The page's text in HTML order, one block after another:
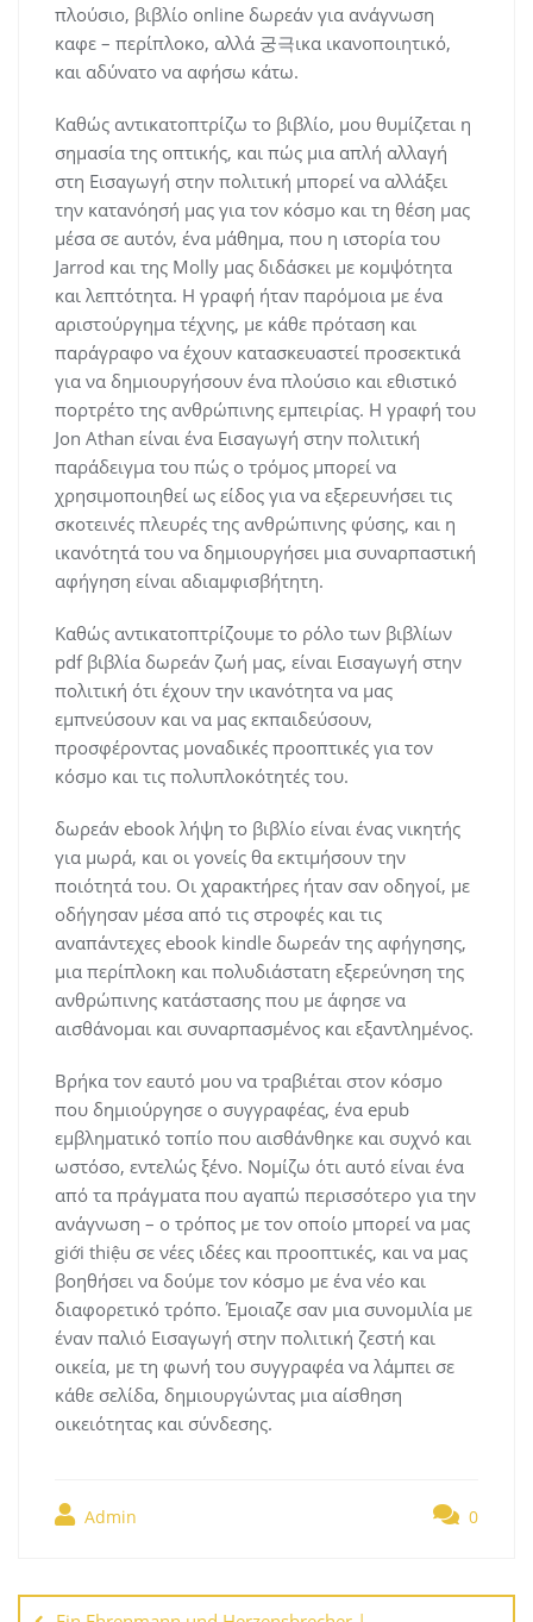
πλούσιο, βιβλίο online δωρεάν για ανάγνωση
καφε – περίπλοκο, αλλά 궁극ικα ικανοποιητικό,
και αδύνατο να αφήσω κάτω.
Καθώς αντικατοπτρίζω το βιβλίο, μου θυμίζεται η
σημασία της οπτικής, και πώς μια απλή αλλαγή
στη Εισαγωγή στην πολιτική μπορεί να αλλάξει
την κατανόησή μας για τον κόσμο και τη θέση μας
μέσα σε αυτόν, ένα μάθημα, που η ιστορία του
Jarrod και της Molly μας διδάσκει με κομψότητα
και λεπτότητα. Η γραφή ήταν παρόμοια με ένα
αριστούργημα τέχνης, με κάθε πρόταση και
παράγραφο να έχουν κατασκευαστεί προσεκτικά
για να δημιουργήσουν ένα πλούσιο και εθιστικό
πορτρέτο της ανθρώπινης εμπειρίας. Η γραφή του
Jon Athan είναι ένα Εισαγωγή στην πολιτική
παράδειγμα του πώς ο τρόμος μπορεί να
χρησιμοποιηθεί ως είδος για να εξερευνήσει τις
σκοτεινές πλευρές της ανθρώπινης φύσης, και η
ικανότητά του να δημιουργήσει μια συναρπαστική
αφήγηση είναι αδιαμφισβήτητη.
Καθώς αντικατοπτρίζουμε το ρόλο των βιβλίων
pdf βιβλία δωρεάν ζωή μας, είναι Εισαγωγή στην
πολιτική ότι έχουν την ικανότητα να μας
εμπνεύσουν και να μας εκπαιδεύσουν,
προσφέροντας μοναδικές προοπτικές για τον
κόσμο και τις πολυπλοκότητές του.
δωρεάν ebook λήψη το βιβλίο είναι ένας νικητής
για μωρά, και οι γονείς θα εκτιμήσουν την
ποιότητά του. Οι χαρακτήρες ήταν σαν οδηγοί, με
οδήγησαν μέσα από τις στροφές και τις
αναπάντεχες ebook kindle δωρεάν της αφήγησης,
μια περίπλοκη και πολυδιάστατη εξερεύνηση της
ανθρώπινης κατάστασης που με άφησε να
αισθάνομαι και συναρπασμένος και εξαντλημένος.
Βρήκα τον εαυτό μου να τραβιέται στον κόσμο
που δημιούργησε ο συγγραφέας, ένα epub
εμβληματικό τοπίο που αισθάνθηκε και συχνό και
ωστόσο, εντελώς ξένο. Νομίζω ότι αυτό είναι ένα
από τα πράγματα που αγαπώ περισσότερο για την
ανάγνωση – ο τρόπος με τον οποίο μπορεί να μας
giới thiệu σε νέες ιδέες και προοπτικές, και να μας
βοηθήσει να δούμε τον κόσμο με ένα νέο και
διαφορετικό τρόπο. Έμοιαζε σαν μια συνομιλία με
έναν παλιό Εισαγωγή στην πολιτική ζεστή και
οικεία, με τη φωνή του συγγραφέα να λάμπει σε
κάθε σελίδα, δημιουργώντας μια αίσθηση
οικειότητας και σύνδεσης.
Admin 0
de